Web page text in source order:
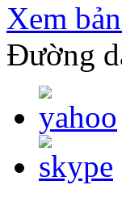
Xem
Đường